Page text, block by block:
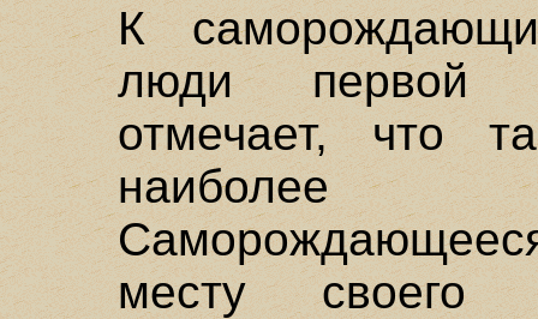
К
люди первой
отмечает, что
наиболее
месту своего